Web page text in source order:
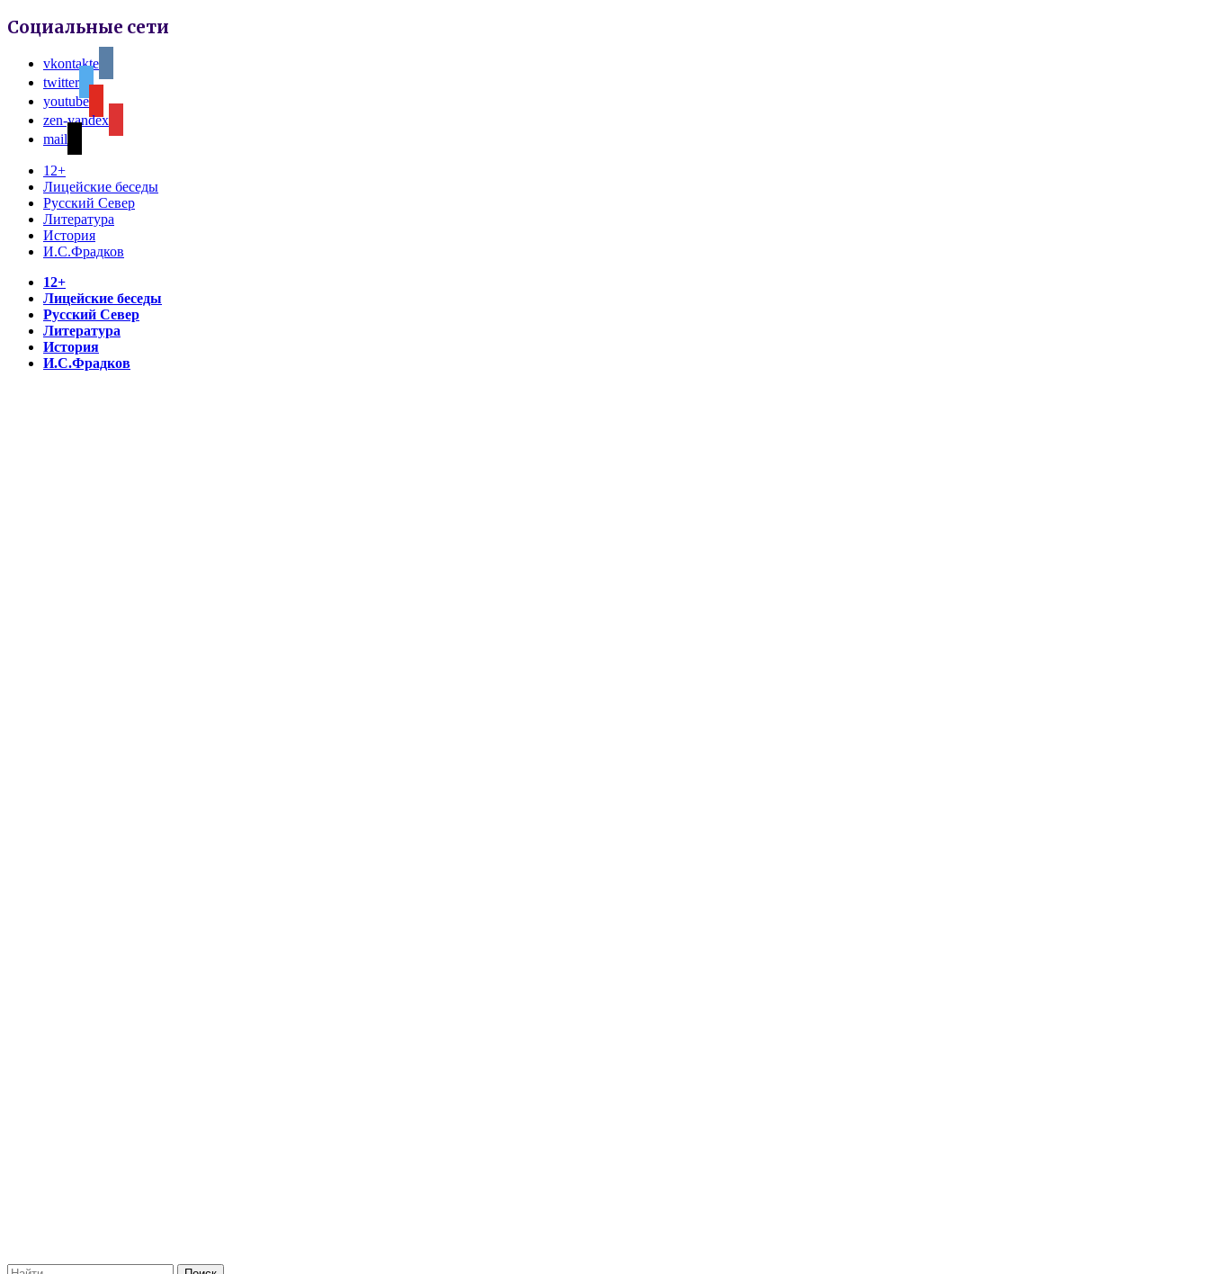
Социальные сети
vkontakte
twitter
youtube
zen-yandex
mail
12+
Лицейские беседы
Русский Север
Литература
История
И.С.Фрадков
12+
Лицейские беседы
Русский Север
Литература
История
И.С.Фрадков